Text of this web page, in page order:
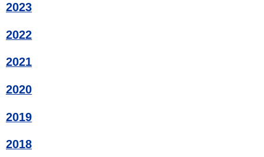
2023
2022
2021
2020
2019
2018